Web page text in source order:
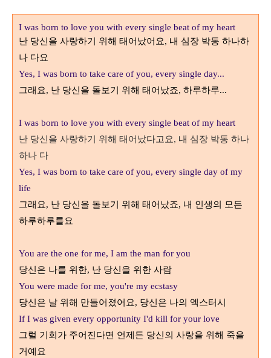
I was born to love you with every single beat of my heart
난 당신을 사랑하기 위해 태어났어요, 내 심장 박동 하나하
나 다요
Yes, I was born to take care of you, every single day...
그래요, 난 당신을 돌보기 위해 태어났죠, 하루하루...
I was born to love you with every single beat of my heart
난 당신을 사랑하기 위해 태어났다고요, 내 심장 박동 하나
하나 다
Yes, I was born to take care of you, every single day of my
life
그래요, 난 당신을 돌보기 위해 태어났죠, 내 인생의 모든
하루하루를요
You are the one for me, I am the man for you
당신은 나를 위한, 난 당신을 위한 사람
You were made for me, you're my ecstasy
당신은 날 위해 만들어졌어요, 당신은 나의 엑스터시
If I was given every opportunity I'd kill for your love
그럴 기회가 주어진다면 언제든 당신의 사랑을 위해 죽을
거예요